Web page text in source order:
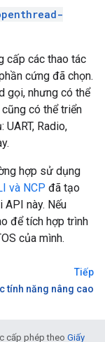
cấp các thao tác
cứng đã chọn.
gọi, nhưng có thể
có thể triển
Radio,
hợp sử dụng
và NCP đã tạo
API này. Nếu
để tích hợp trình
của mình.
Tiếp
tính năng nâng cao
cấp phép theo Giấy